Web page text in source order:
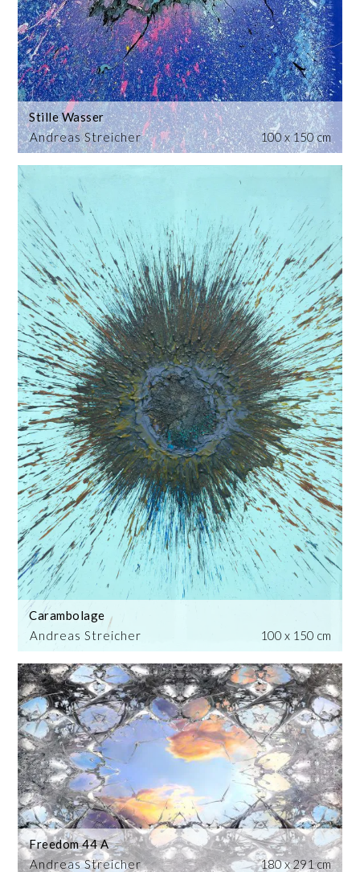
Andreas Streicher
Stille Wasser
100 x 150 cm
Andreas Streicher
Carambolage
100 x 150 cm
Andreas Streicher
Freedom 44 A
180 x 291 cm